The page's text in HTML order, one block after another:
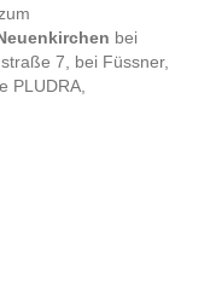
bei
7, bei Füssner,
PLUDRA,